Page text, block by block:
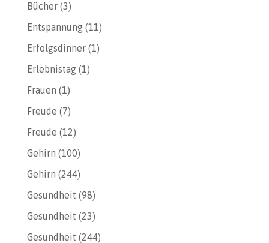
Bücher(3)
Entspannung(11)
Erfolgsdinner(1)
Erlebnistag(1)
Frauen (1)
Freude (7)
Freude (12)
Gehirn (100)
Gehirn (244)
Gesundheit (98)
Gesundheit (23)
Gesundheit (244)